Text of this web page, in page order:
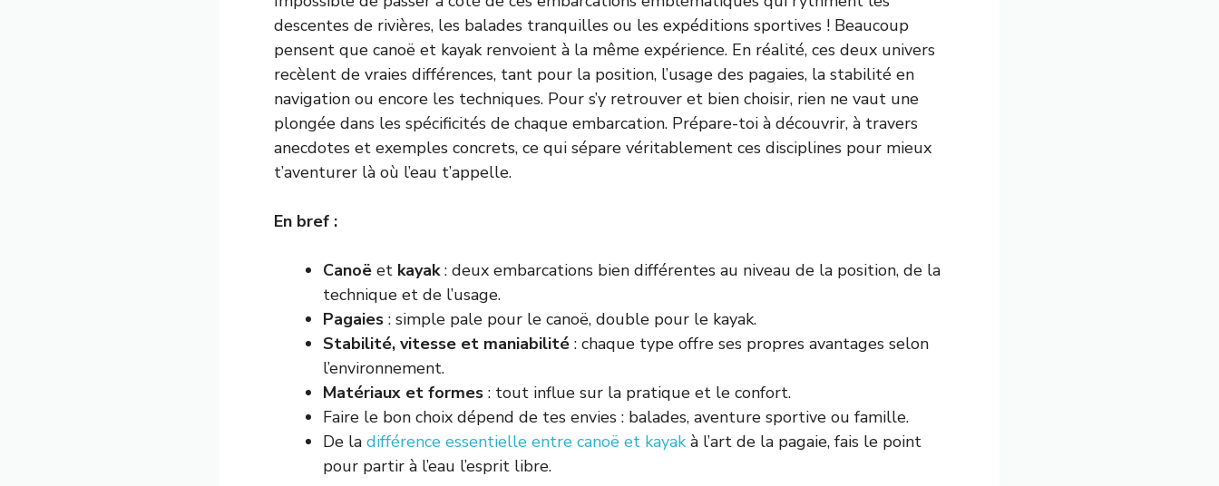
descentes de rivières, les balades tranquilles ou les expéditions sportives ! Beaucoup
pensent que canoë et kayak renvoient à la même expérience. En réalité, ces deux univers
recèlent de vraies différences, tant pour la position, l’usage des pagaies, la stabilité en
navigation ou encore les techniques. Pour s’y retrouver et bien choisir, rien ne vaut une
plongée dans les spécificités de chaque embarcation. Prépare-toi à découvrir, à travers
anecdotes et exemples concrets, ce qui sépare véritablement ces disciplines pour mieux
t’aventurer là où l’eau t’appelle.
En bref :
Canoë et kayak: deux embarcations bien différentes au niveau de la position, de la
technique et de l’usage.
Pagaies : simple pale pour le canoë, double pour le kayak.
Stabilité, vitesse et maniabilité : chaque type offre ses propres avantages selon
l’environnement.
Matériaux et formes : tout influe sur la pratique et le confort.
Faire le bon choix dépend de tes envies : balades, aventure sportive ou famille.
De la différence essentielle entre canoë et kayak à l’art de la pagaie, fais le point
pour partir à l’eau l’esprit libre.